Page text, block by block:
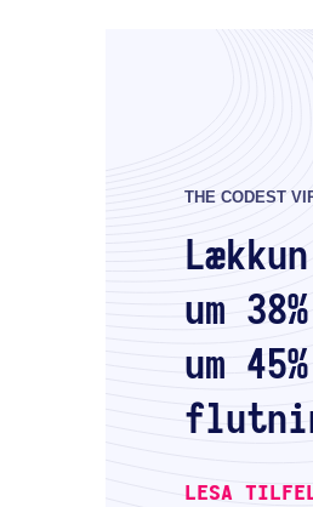
THE CODEST
um
um
LESA